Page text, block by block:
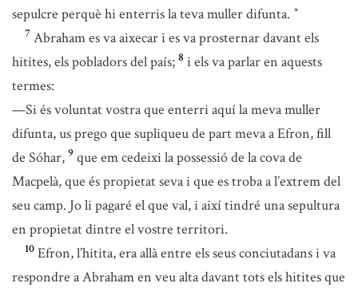
sepulcre perquè hi enterris la teva muller difunta. *
7 Abraham es va aixecar i es va prosternar davant els
hitites, els pobladors del país; 8 i els va parlar en aquests
termes:
—Si és voluntat vostra que enterri aquí la meva muller
difunta, us prego que supliqueu de part meva a Efron, fill
de Sóhar, 9 que em cedeixi la possessió de la cova de
Macpelà, que és propietat seva i que es troba a l’extrem del
seu camp. Jo li pagaré el que val, i així tindré una sepultura
en propietat dintre el vostre territori.
10 Efron, l’hitita, era allà entre els seus conciutadans i va
respondre a Abraham en veu alta davant tots els hitites que